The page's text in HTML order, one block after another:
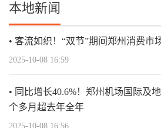
本地新闻
客流如织！“双节”期间郑州消费市
2025-10-08 16:59
同比增长40.6%！郑州机场国际及
个多月超去年全年
2025-10-08 16:56